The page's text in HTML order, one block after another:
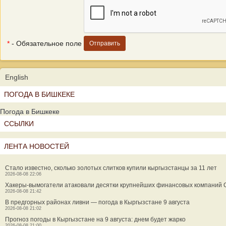
* - Обязательное поле
English
ПОГОДА В БИШКЕКЕ
Погода в Бишкеке
ССЫЛКИ
ЛЕНТА НОВОСТЕЙ
Стало известно, сколько золотых слитков купили кыргызстанцы за 11 лет
2026-08-08 22:06
Хакеры-вымогатели атаковали десятки крупнейших финансовых
2026-08-08 21:42
В предгорных районах ливни — погода в Кыргызстане 9 августа
2026-08-08 21:02
Прогноз погоды в Кыргызстане на 9 августа: днем будет жарко